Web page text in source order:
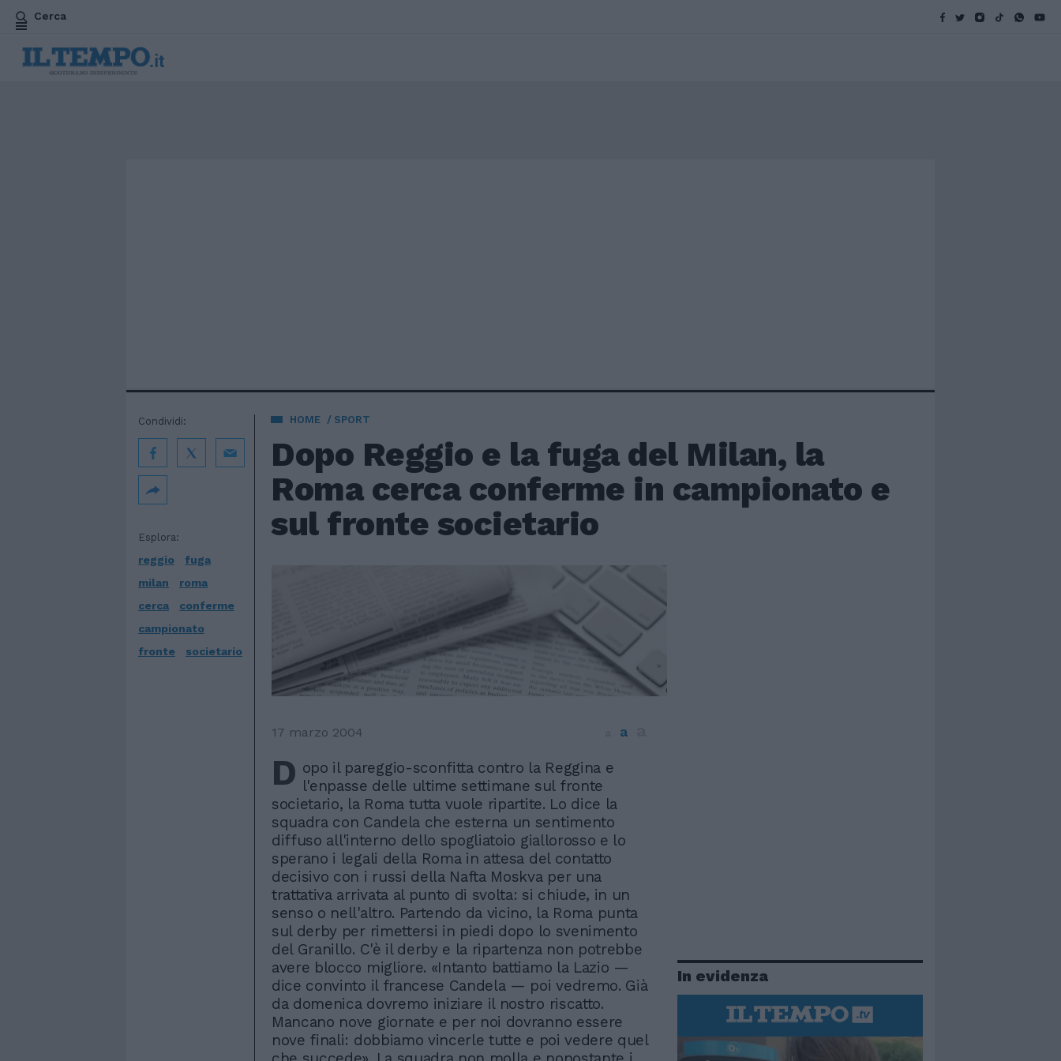
Cerca
HOME SPORT
Dopo Reggio e la fuga del Milan, la
Roma cerca conferme in campionato e
sul fronte societario
Esplora:
reggio
fuga
milan
roma
cerca
conferme
campionato
fronte
societario
Condividi:
17 marzo 2004 a
D opo il pareggio-sconfitta contro la Reggina e
l'enpasse delle ultime settimane sul fronte
societario, la Roma tutta vuole ripartite. Lo dice la
squadra con Candela che esterna un sentimento
diffuso all'interno dello spogliatoio giallorosso e lo
sperano i legali della Roma in attesa del contatto
decisivo con i russi della Nafta Moskva per una
trattativa arrivata al punto di svolta: si chiude, in un
senso o nell'altro. Partendo da vicino, la Roma punta
sul derby per rimettersi in piedi dopo lo svenimento
del Granillo. C'è il derby e la ripartenza non potrebbe
avere blocco migliore. «Intanto battiamo la Lazio —
dice convinto il francese Candela — poi vedremo. Già
da domenica dovremo iniziare il nostro riscatto.
Mancano nove giornate e per noi dovranno essere
nove finali: dobbiamo vincerle tutte e poi vedere quel
In evidenza